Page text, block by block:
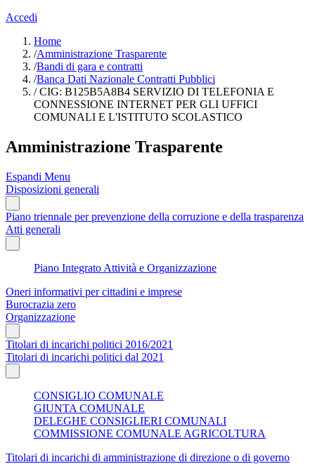
Accedi
Home
/Amministrazione Trasparente
/Bandi di gara e contratti
/Banca Dati Nazionale Contratti Pubblici
/CIG: B125B5A8B4 SERVIZIO DI TELEFONIA E
CONNESSIONE INTERNET PER GLI UFFICI
COMUNALI E L'ISTITUTO SCOLASTICO
Amministrazione Trasparente
Espandi Menu
Disposizioni generali
Piano triennale per prevenzione della corruzione e della trasparenza
Atti generali
Piano Integrato Attività e Organizzazione
Oneri informativi per cittadini e imprese
Burocrazia zero
Organizzazione
Titolari di incarichi politici 2016/2021
Titolari di incarichi politici dal 2021
CONSIGLIO COMUNALE
GIUNTA COMUNALE
DELEGHE CONSIGLIERI COMUNALI
COMMISSIONE COMUNALE AGRICOLTURA
Titolari di incarichi di amministrazione di direzione o di governo